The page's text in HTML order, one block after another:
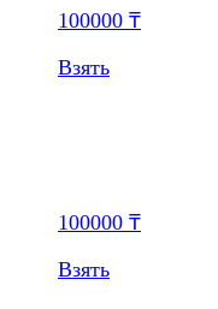
100000 ₸
Взять
100000 ₸
Взять